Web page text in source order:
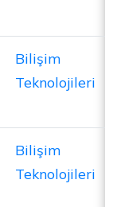
Bilişim
Teknolojileri
Bilişim
Teknolojileri